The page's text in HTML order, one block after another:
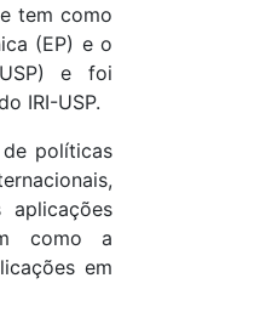
tem como
(EP) e o
e foi
IRI-USP.
políticas
como a
em